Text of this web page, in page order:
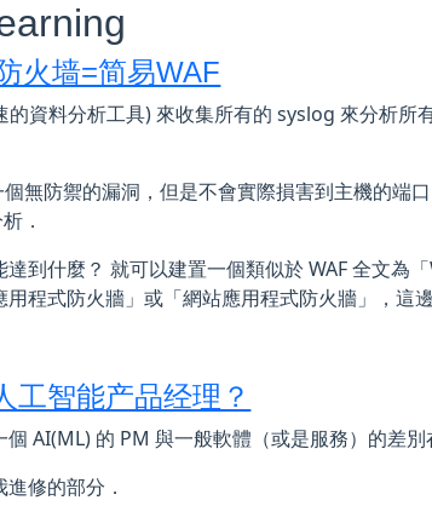
火墙=简易WAF
的資料分析工具) 來收集所有的 syslog 來分析所
無防禦的漏洞，但是不會實際損害到主機的端
．
到什麼？ 就可以建置一個類似於 WAF 全文為
用程式防火牆」或「網站應用程式防火牆」，這
工智能产品经理？
AI(ML) 的 PM 與一般軟體（或是服務）的差
修的部分．